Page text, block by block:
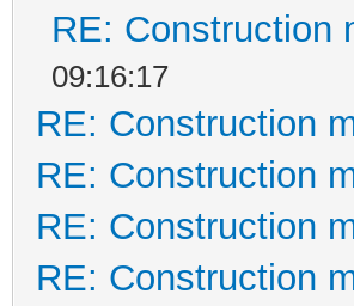
RE: Construction
09:16:17
RE: Construction
RE: Construction
RE: Construction
RE: Construction